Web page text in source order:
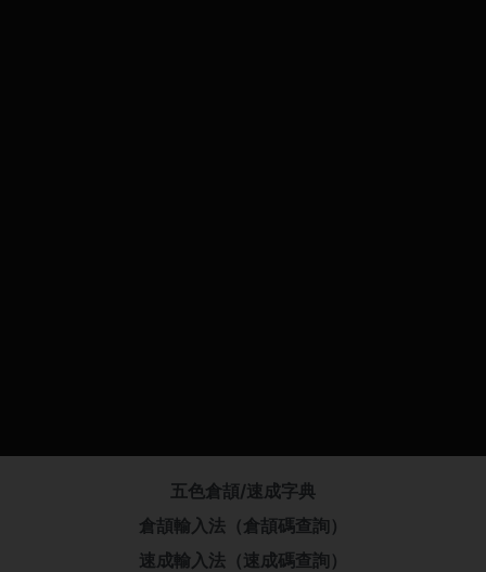
五色倉頡/速成字典
倉頡輸入法（倉頡碼查詢）
速成輸入法（速成碼查詢）